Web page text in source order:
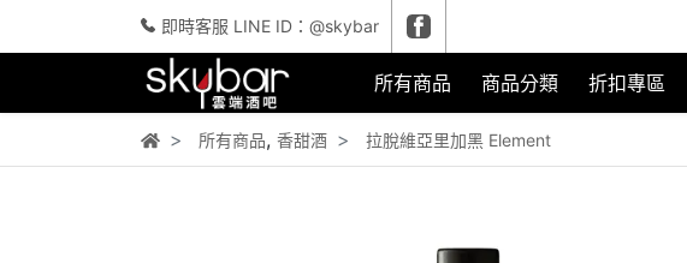
即時客服 LINE ID：@skybar
所有商品 商品分類 折扣專區
所有商品, 香甜酒 拉脫維亞里加黑 Element